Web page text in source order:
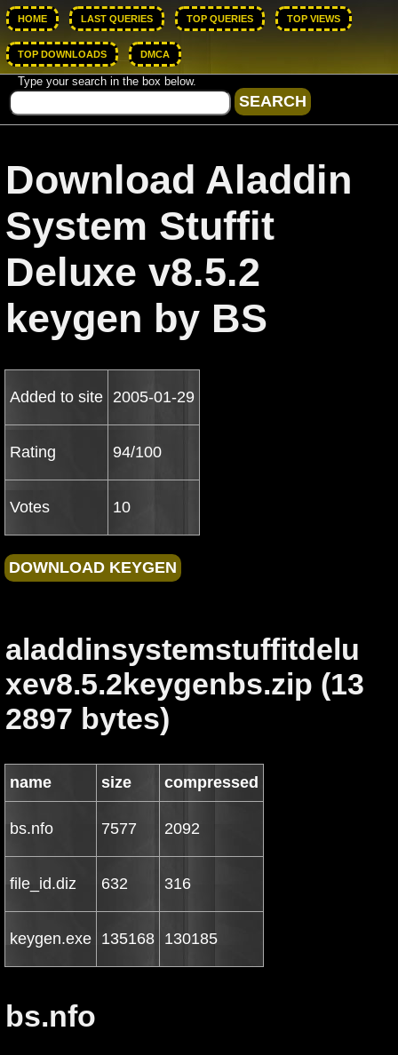
HOME LAST QUERIES TOP QUERIES TOP VIEWS
TOP DOWNLOADS DMCA
Type your search in the box below.
Download Aladdin
System Stuffit
Deluxe v8.5.2
keygen by BS
Added to site 2005-01-29
Rating 94/100
Votes 10
aladdinsystemstuffitdelu
xev8.5.2keygenbs.zip (13
2897 bytes)
name size compressed
bs.nfo 7577 2092
file_id.diz 632 316
keygen.exe 135168 130185
bs.nfo